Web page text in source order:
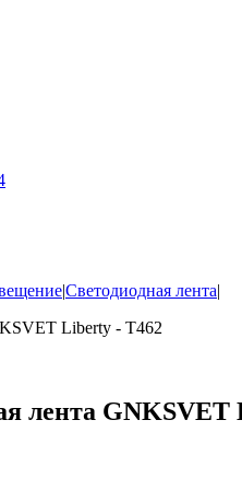
|Светодиодная лента|
Liberty - T462
лента